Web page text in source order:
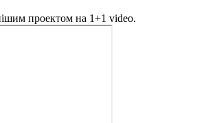
проектом на 1+1 video.